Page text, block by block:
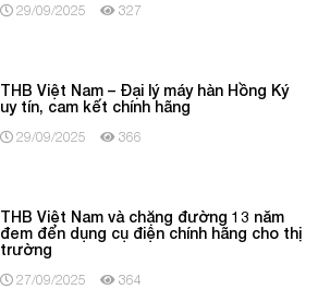
29/09/2025 327
THB Việt Nam – Đại lý máy hàn Hồng Ký
uy tín, cam kết chính hãng
29/09/2025 366
THB Việt Nam và chặng đường 13 năm
đem đến dụng cụ điện chính hãng cho thị
trường
27/09/2025 364